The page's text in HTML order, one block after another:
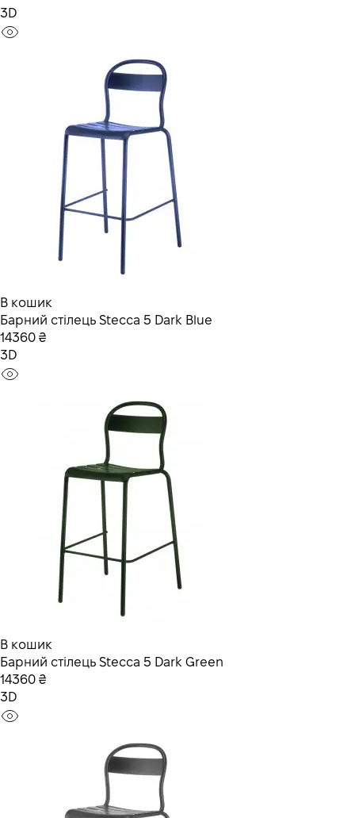
3D
В кошик
Барний стілець Stecca 5 Dark Blue
14360 ₴
3D
В кошик
Барний стілець Stecca 5 Dark Green
14360 ₴
3D